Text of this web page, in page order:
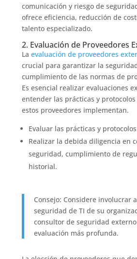
comunicación y riesgo de
ofrece eficiencia, reducción de
talento especializado.
2. Evaluación de Proveedores
La evaluación de proveedores
crucial para garantizar la
cumplimiento de las normas de
Es esencial realizar evaluaciones
entender las prácticas y
estos proveedores implementan.
Evaluar las prácticas y
Realizar la debida diligencia en
seguridad, cumplimiento de
historial.
Consejo: Considere involucrar
seguridad de TI de su
consultor de seguridad
evaluación más profunda.